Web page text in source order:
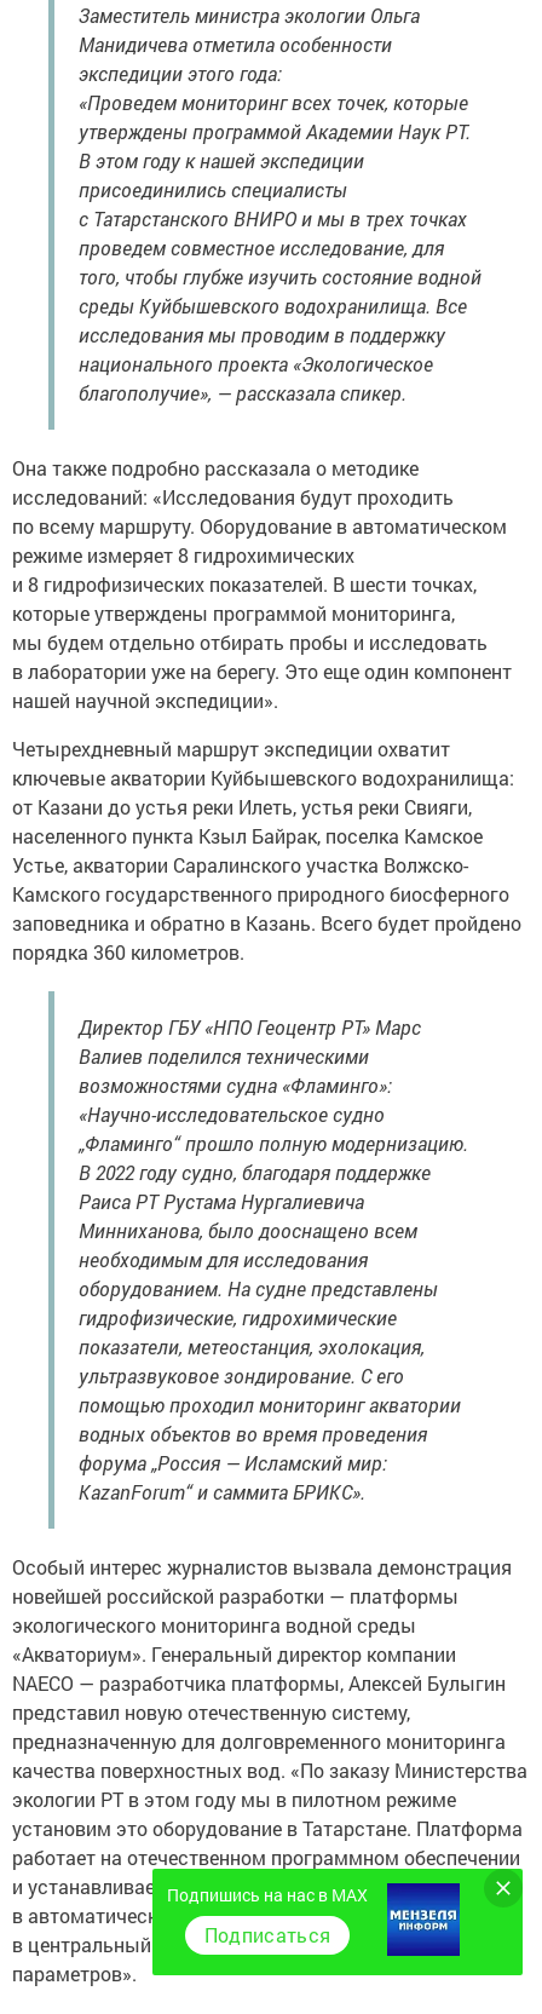
Заместитель министра экологии Ольга
Манидичева отметила особенности
экспедиции этого года:
«Проведем мониторинг всех точек, которые
утверждены программой Академии Наук РТ.
В этом году к нашей экспедиции
присоединились специалисты
с Татарстанского ВНИРО и мы в трех точках
проведем совместное исследование, для
того, чтобы глубже изучить состояние водной
среды Куйбышевского водохранилища. Все
исследования мы проводим в поддержку
национального проекта «Экологическое
благополучие», — рассказала спикер.
Она также подробно рассказала о методике
исследований: «Исследования будут проходить
по всему маршруту. Оборудование в автоматическом
режиме измеряет 8 гидрохимических
и 8 гидрофизических показателей. В шести точках,
которые утверждены программой мониторинга,
мы будем отдельно отбирать пробы и исследовать
в лаборатории уже на берегу. Это еще один компонент
нашей научной экспедиции».
Четырехдневный маршрут экспедиции охватит
ключевые акватории Куйбышевского водохранилища:
от Казани до устья реки Илеть, устья реки Свияги,
населенного пункта Кзыл Байрак, поселка Камское
Устье, акватории Саралинского участка Волжско-
Камского государственного природного биосферного
заповедника и обратно в Казань. Всего будет пройдено
порядка 360 километров.
Директор ГБУ «НПО Геоцентр РТ» Марс
Валиев поделился техническими
возможностями судна «Фламинго»:
«Научно-исследовательское судно
„Фламинго“ прошло полную модернизацию.
В 2022 году судно, благодаря поддержке
Раиса РТ Рустама Нургалиевича
Минниханова, было дооснащено всем
необходимым для исследования
оборудованием. На судне представлены
гидрофизические, гидрохимические
показатели, метеостанция, эхолокация,
ультразвуковое зондирование. С его
помощью проходил мониторинг акватории
водных объектов во время проведения
форума „Россия — Исламский мир:
КаzanForum“ и саммита БРИКС».
Особый интерес журналистов вызвала демонстрация
новейшей российской разработки — платформы
экологического мониторинга водной среды
«Акваториум». Генеральный директор компании
NAECO — разработчика платформы, Алексей Булыгин
представил новую отечественную систему,
предназначенную для долговременного мониторинга
качества поверхностных вод. «По заказу Министерства
экологии РТ в этом году мы в пилотном режиме
установим это оборудование в Татарстане. Платформа
работает на отечественном программном обеспечении
и устанавливается в определенной точке. Все данные
в автоматическом режиме будут передавать
в центральный пункт для детального анализа
параметров».
Подпишись на нас в MAX
Подписаться